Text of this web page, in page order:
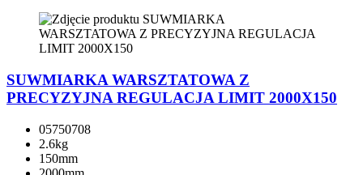
SUWMIARKA WARSZTATOWA Z
PRECYZYJNA REGULACJA LIMIT 2000X150
05750708
2.6kg
150mm